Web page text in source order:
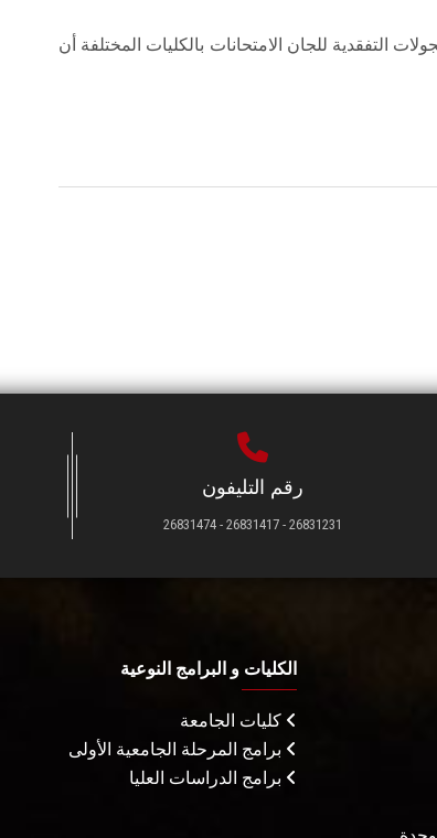
التفقدية للجان الامتحانات بالكليات المختلفة أن
رقم التليفون
26831231 - 26831417 - 26831474
الكليات و البرامج النوعية
كليات الجامعة
برامج المرحلة الجامعية الأولى
برامج الدراسات العليا